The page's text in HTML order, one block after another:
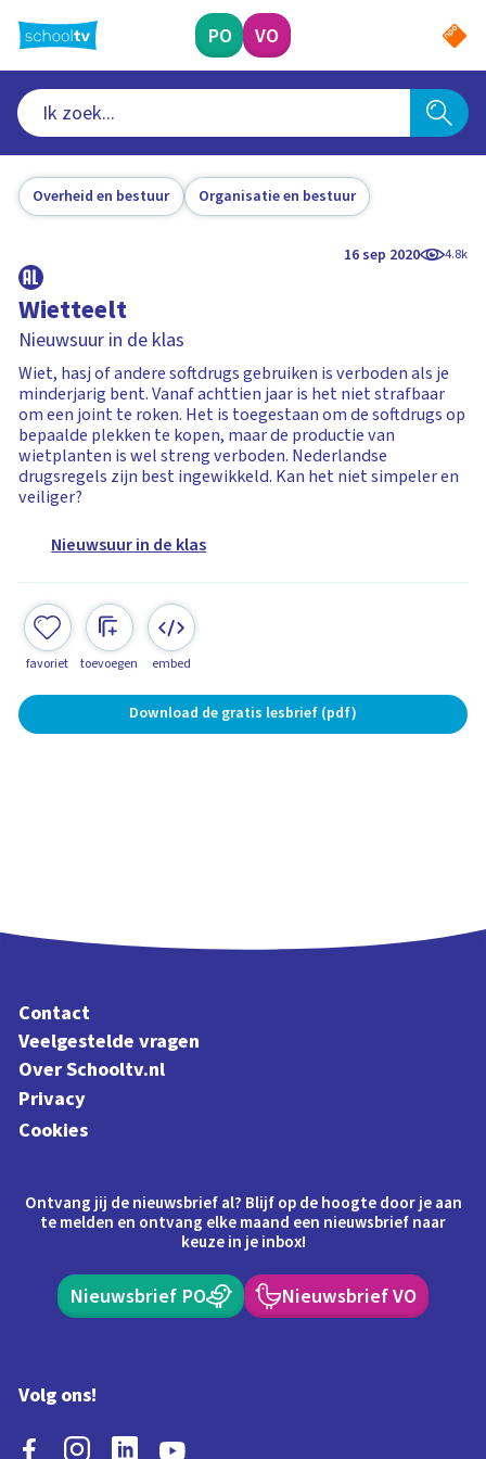
naar
hoofdinhoud
PO VO
Overheid en bestuur Organisatie en bestuur
16 sep 2020 4.8k
Wietteelt
Nieuwsuur in de klas
Wiet, hasj of andere softdrugs gebruiken is verboden als je
minderjarig bent. Vanaf achttien jaar is het niet strafbaar
om een joint te roken. Het is toegestaan om de softdrugs op
bepaalde plekken te kopen, maar de productie van
wietplanten is wel streng verboden. Nederlandse
drugsregels zijn best ingewikkeld. Kan het niet simpeler en
veiliger?
Nieuwsuur in de klas
favoriet toevoegen embed
Download de gratis lesbrief (pdf)
Contact
Veelgestelde vragen
Over Schooltv.nl
Privacy
Cookies
Ontvang jij de nieuwsbrief al? Blijf op de hoogte door je aan
te melden en ontvang elke maand een nieuwsbrief naar
keuze in je inbox!
Nieuwsbrief PO Nieuwsbrief VO
Volg ons!